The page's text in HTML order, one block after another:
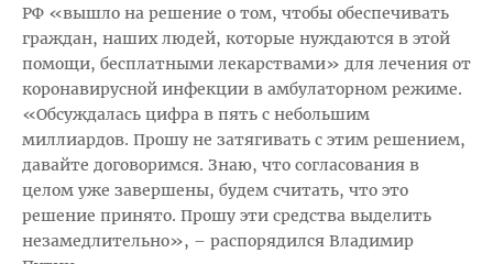
РФ «вышло на решение о том, чтобы обеспечивать
граждан, наших людей, которые нуждаются в этой
помощи, бесплатными лекарствами» для лечения от
коронавирусной инфекции в амбулаторном режиме.
«Обсуждалась цифра в пять с небольшим
миллиардов. Прошу не затягивать с этим решением,
давайте договоримся. Знаю, что согласования в
целом уже завершены, будем считать, что это
решение принято. Прошу эти средства выделить
незамедлительно», – распорядился Владимир